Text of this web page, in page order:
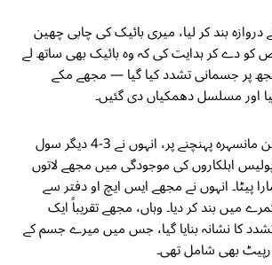
دروازہ بند کر لیا، میری بائیک کی چابی چھین
دے کر ہدایت کی کہ وہ بائیک بھی ساتھ لے
پر جسمانی تشدد کیا گیا — مجھے مکے
گیا اور مسلسل دھمکیاں دی گئیں۔
سٹی پولیس اسٹیشن مانسہرہ پہنچنے پر، انہوں نے 3-4 دیگر سول
اہلکاروں کی موجودگی میں مجھے لاتوں
پیٹا۔ انہوں نے مجھے ایس ایچ او دفتر سے
میں بند کر دیا۔ وہاں، مجھے تقریباً ایک
کا نشانہ بنایا گیا، جس میں میرے جسم کے
بھی شامل تھی۔